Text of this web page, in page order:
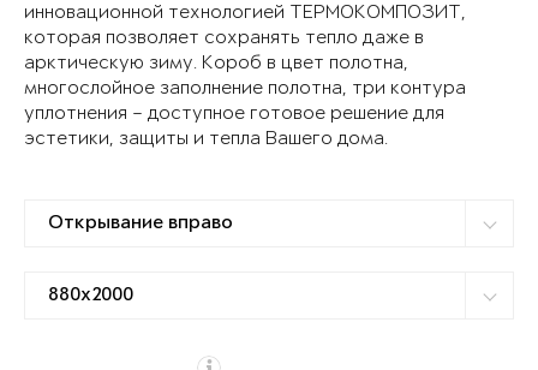
инновационной технологией ТЕРМОКОМПОЗИТ,
которая позволяет сохранять тепло даже в
арктическую зиму. Короб в цвет полотна,
многослойное заполнение полотна, три контура
уплотнения – доступное готовое решение для
эстетики, защиты и тепла Вашего дома.